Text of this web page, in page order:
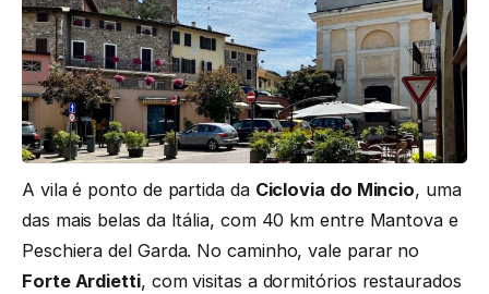
A vila é ponto de partida da Ciclovia do Mincio, uma
das mais belas da Itália, com 40 km entre Mantova e
Peschiera del Garda. No caminho, vale parar no
Forte Ardietti, com visitas a dormitórios restaurados